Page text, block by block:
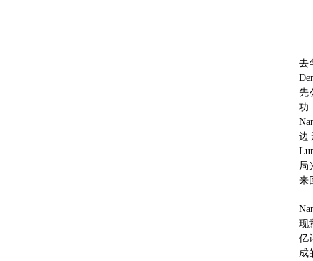
去
先
边
局
来
现
亿
成